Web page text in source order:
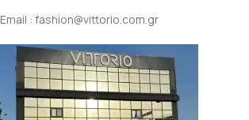
Email : fashion@vittorio.com.gr